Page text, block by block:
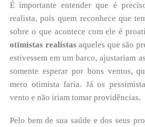
É importante entender que é
realista, pois quem reconhece que
sobre o que acontece com ele é
otimistas realistas aqueles que são
estivessem em um barco, ajustariam
somente esperar por bons ventos,
mero otimista faria. Já os
vento e não iriam tomar providências.
Pelo bem de sua saúde e dos seus